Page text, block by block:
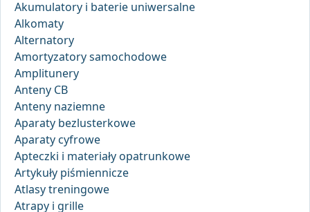
Akumulatory i baterie uniwersalne
Alkomaty
Alternatory
Amortyzatory samochodowe
Amplitunery
Anteny CB
Anteny naziemne
Aparaty bezlusterkowe
Aparaty cyfrowe
Apteczki i materiały opatrunkowe
Artykuły piśmiennicze
Atlasy treningowe
Atrapy i grille